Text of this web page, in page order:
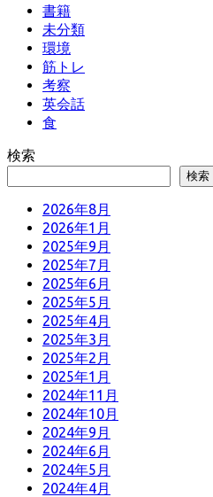
書籍
未分類
環境
筋トレ
考察
英会話
食
検索
検索
2026年8月
2026年1月
2025年9月
2025年7月
2025年6月
2025年5月
2025年4月
2025年3月
2025年2月
2025年1月
2024年11月
2024年10月
2024年9月
2024年6月
2024年5月
2024年4月